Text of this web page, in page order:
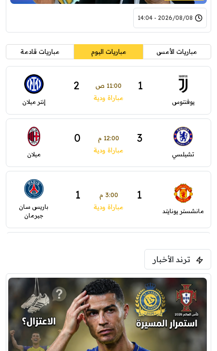
2026/08/08 - 14:04
مباريات الأمس مباريات اليوم مباريات قادمة
يوفنتوس
1 11:00 ص 2
مباراة ودية إنتر ميلان
تشيلسي
3 12:00 م 0
مباراة ودية ميلان
مانشستر يونايتد
1 3:00 م 1
مباراة ودية
باريس سان
جيرمان
فرينتسفاروشي
برشلونة
1 7:00 م 0
مباراة ودية نوتنغهام فورست
ترند الأخبار